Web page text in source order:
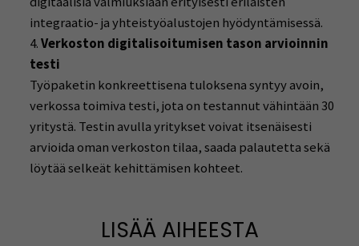
integraatio- ja yhteistyöalustojen hyödyntämisessä.
Verkoston digitalisoitumisen tason arvioinnin
testi
Työpaketin konkreettisena tuloksena syntyy avoin,
verkossa toimiva testi, jota on testannut vähintään 30
yritystä. Testin avulla yritykset voivat itsenäisesti
arvioida oman verkoston tilaa, saada palautetta sekä
löytää selkeät kehittämisen kohteet.
LISÄÄ AIHEESTA